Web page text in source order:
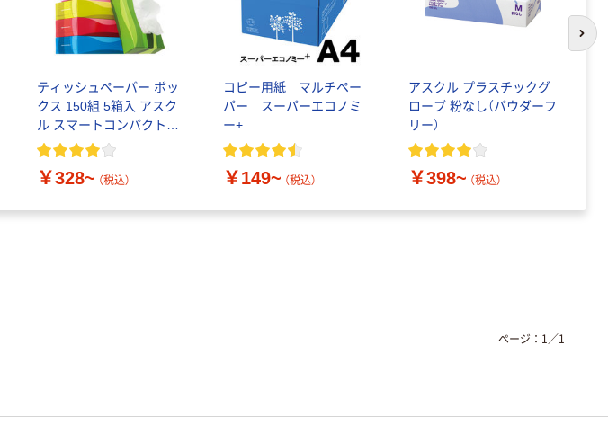
ティッシュペーパー ボッ
クス 150組 5箱入 アスク
ル スマートコンパクト
ビビッド PEFC認証
￥328~ （税込）
コピー用紙 マルチペー
パー スーパーエコノミ
ー+
￥149~ （税込）
アスクル プラスチックグ
ローブ 粉なし（パウダーフ
リー）
￥398~ （税込）
次
￥1,580~
（税込）
ページ： 1 ／1